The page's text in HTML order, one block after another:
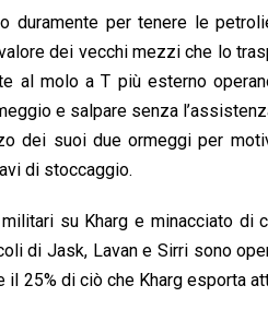
duramente per tenere le
dei vecchi mezzi che lo
al molo a T più esterno
e salpare senza
dei suoi due ormeggi per
di stoccaggio.
su Kharg e minacciato di
di Jask, Lavan e Sirri sono
25% di ciò che Kharg esporta